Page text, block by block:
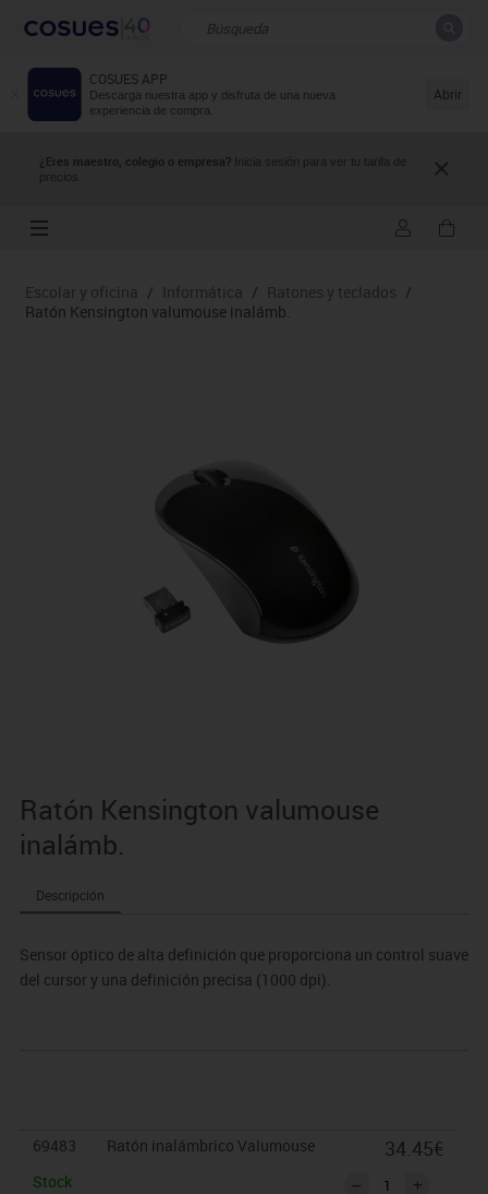
COSUES APP
Descarga nuestra app y disfruta de una nueva
experiencia de compra.
Abrir
¿Eres maestro, colegio o empresa? Inicia sesión para ver tu tarifa de
precios.
Resultados de la búsqueda
Escolar y oficina / Informática / Ratones y teclados /
Ratón Kensington valumouse inalámb.
Ratón Kensington valumouse
inalámb.
Descripción
Sensor óptico de alta definición que proporciona un control suave
del cursor y una definición precisa (1000 dpi).
69483
Ratón inalámbrico Valumouse
Stock
34.45€